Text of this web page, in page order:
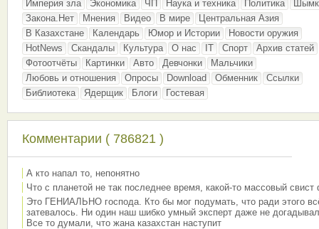
Империя зла Экономика ЧП Наука и техника Политика
Закона.Нет
Мнения Видео В мире
Центральная Азия
В Казахстане
Календарь Юмор и Истории
Новости оружия
HotNews
Скандалы Культура О нас IT Спорт
Архив статей
Фотоотчёты
Картинки Авто Девчонки
Мальчики
Любовь и отношения
Опросы Download Обменник
Ссылки
Библиотека
Ядерщик Блоги Гостевая
Комментарии ( 786821 )
А кто напал то, непонятно
Что с планетой не так последнее время, какой-то массовый свист
Это ГЕНИАЛЬНО господа. Кто бы мог подумать, что ради этого
затевалось. Ни один наш шибко умный эксперт даже не
Все то думали, что жана казахстан наступит